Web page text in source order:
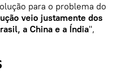
para o problema do
veio justamente dos
a China e a Índia",